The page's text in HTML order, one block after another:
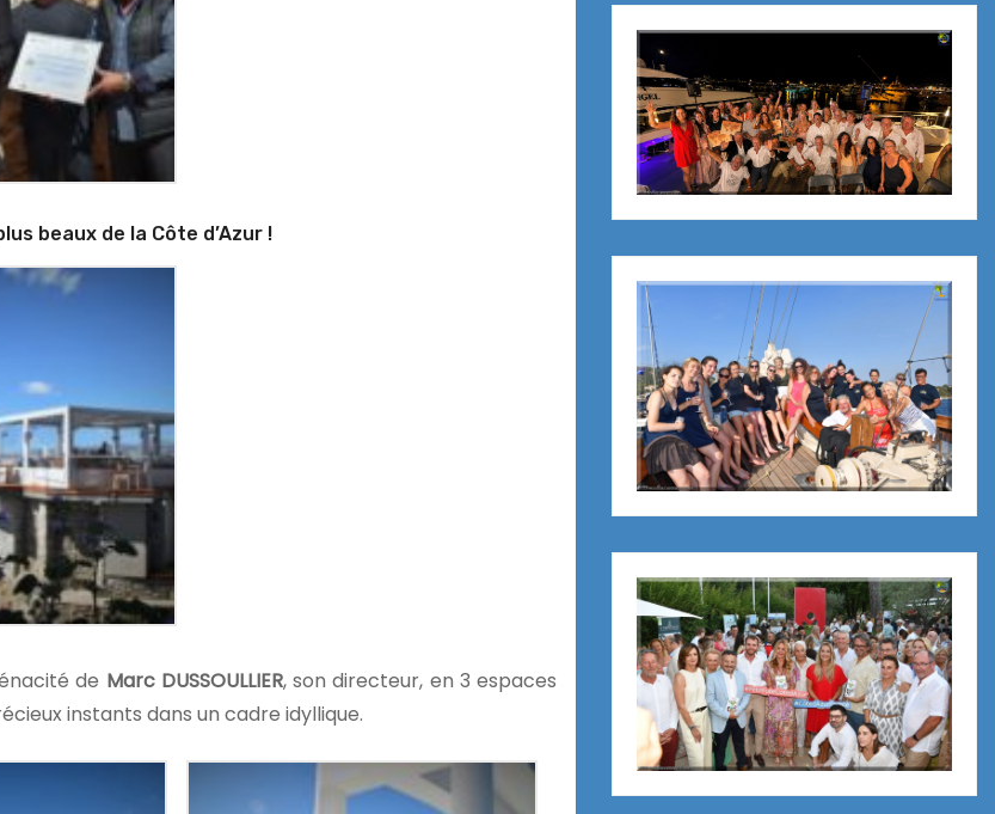
beaux de la Côte d’Azur !
de Marc DUSSOULLIER, son directeur, en 3 espaces
instants dans un cadre idyllique.